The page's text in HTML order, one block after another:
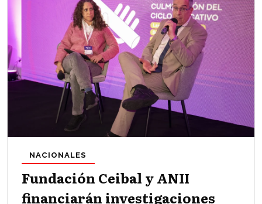
Fundación Ceibal y ANII
financiarán investigaciones
NACIONALES